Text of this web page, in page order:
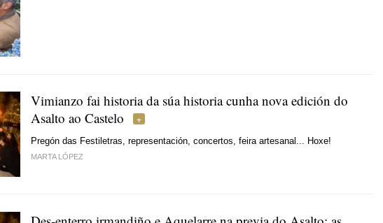
Vimianzo fai historia da súa historia cunha nova edición do
Asalto ao Castelo
Pregón das Festiletras, representación, concertos, feira artesanal... Hoxe!
MARTA LÓPEZ